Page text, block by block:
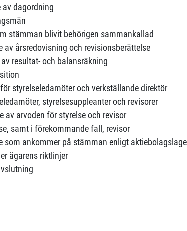
av dagordning
stämman blivit behörigen sammankallad
av årsredovisning och revisionsberättelse
resultat- och balansräkning
styrelseledamöter och verkställande direktör
styrelsesuppleanter och revisorer
av arvoden för styrelse och revisor
samt i förekommande fall, revisor
som ankommer på stämman enligt
ägarens riktlinjer